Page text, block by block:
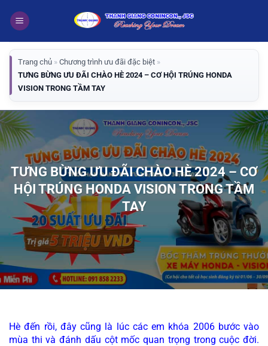
qua
dung
Trang chủ » Chương trình ưu đãi đặc biệt »
TƯNG BỪNG ƯU ĐÃI CHÀO HÈ 2024 – CƠ HỘI TRÚNG HONDA
VISION TRONG TẦM TAY
TƯNG BỪNG ƯU ĐÃI CHÀO HÈ 2024 – CƠ
HỘI TRÚNG HONDA VISION TRONG TẦM
TAY
Hè đến rồi, đây cũng là lúc các em khóa 2006 bước vào
mùa thi và đánh dấu cột mốc quan trọng trong cuộc đời.